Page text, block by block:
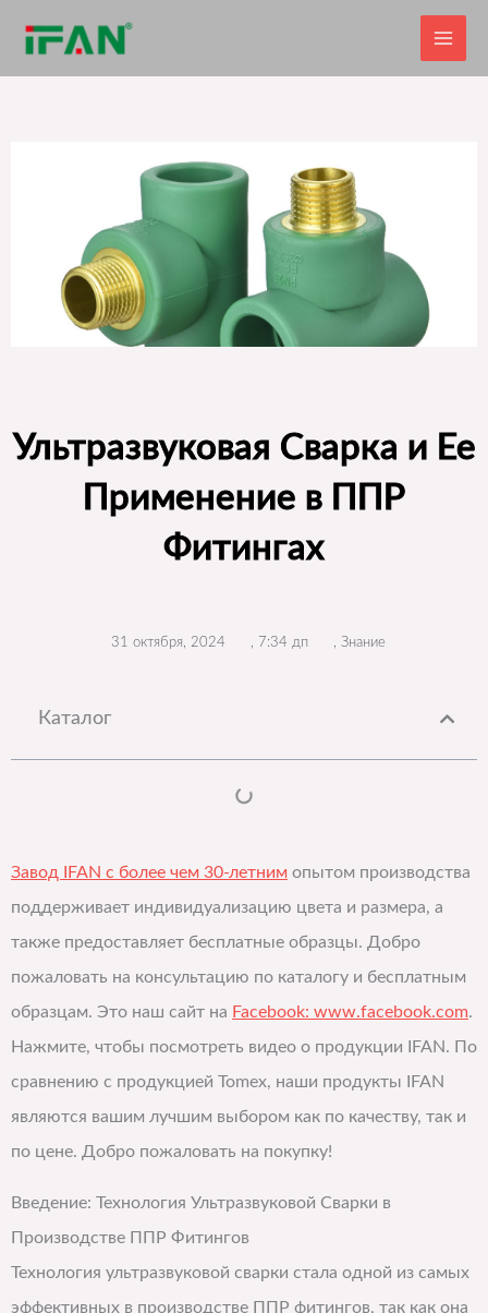
содержимому
Ультразвуковая Сварка и Ее
Применение в ППР
Фитингах
31 октября, 2024 , 7:34 дп , Знание
Каталог
Завод IFAN с более чем 30-летним опытом производства
поддерживает индивидуализацию цвета и размера, а
также предоставляет бесплатные образцы. Добро
пожаловать на консультацию по каталогу и бесплатным
образцам. Это наш сайт на Facebook: www.facebook.com.
Нажмите, чтобы посмотреть видео о продукции IFAN. По
сравнению с продукцией Tomex, наши продукты IFAN
являются вашим лучшим выбором как по качеству, так и
по цене. Добро пожаловать на покупку!
Введение: Технология Ультразвуковой Сварки в
Производстве ППР Фитингов
Технология ультразвуковой сварки стала одной из самых
эффективных в производстве ППР фитингов, так как она